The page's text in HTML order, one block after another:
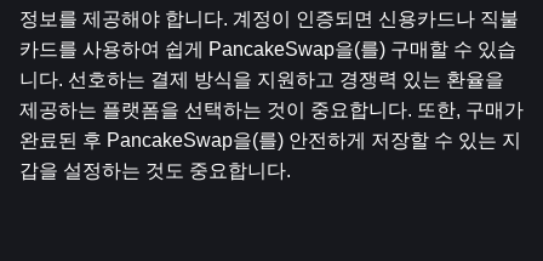
정보를 제공해야 합니다. 계정이 인증되면 신용카드나 직불
카드를 사용하여 쉽게 PancakeSwap을(를) 구매할 수 있습
니다. 선호하는 결제 방식을 지원하고 경쟁력 있는 환율을
제공하는 플랫폼을 선택하는 것이 중요합니다. 또한, 구매가
완료된 후 PancakeSwap을(를) 안전하게 저장할 수 있는 지
갑을 설정하는 것도 중요합니다.